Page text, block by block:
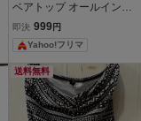
ベアトップ オールインワ
ン ワイドパンツ 総柄 ブラ
ック×ベージュ
即決 999円
Yahoo!フリマ
送料無料